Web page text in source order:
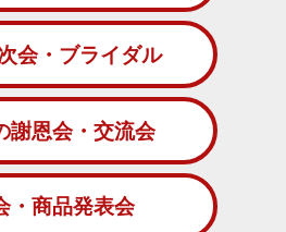
会・ブライダル
謝恩会・交流会
・商品発表会